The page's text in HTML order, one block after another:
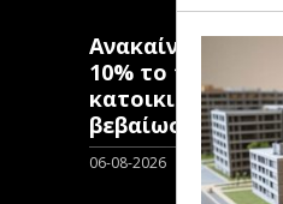
Ανακαίνιση
10% το ποσοστό
κατοικιών που
βεβαίωση
06-08-2026